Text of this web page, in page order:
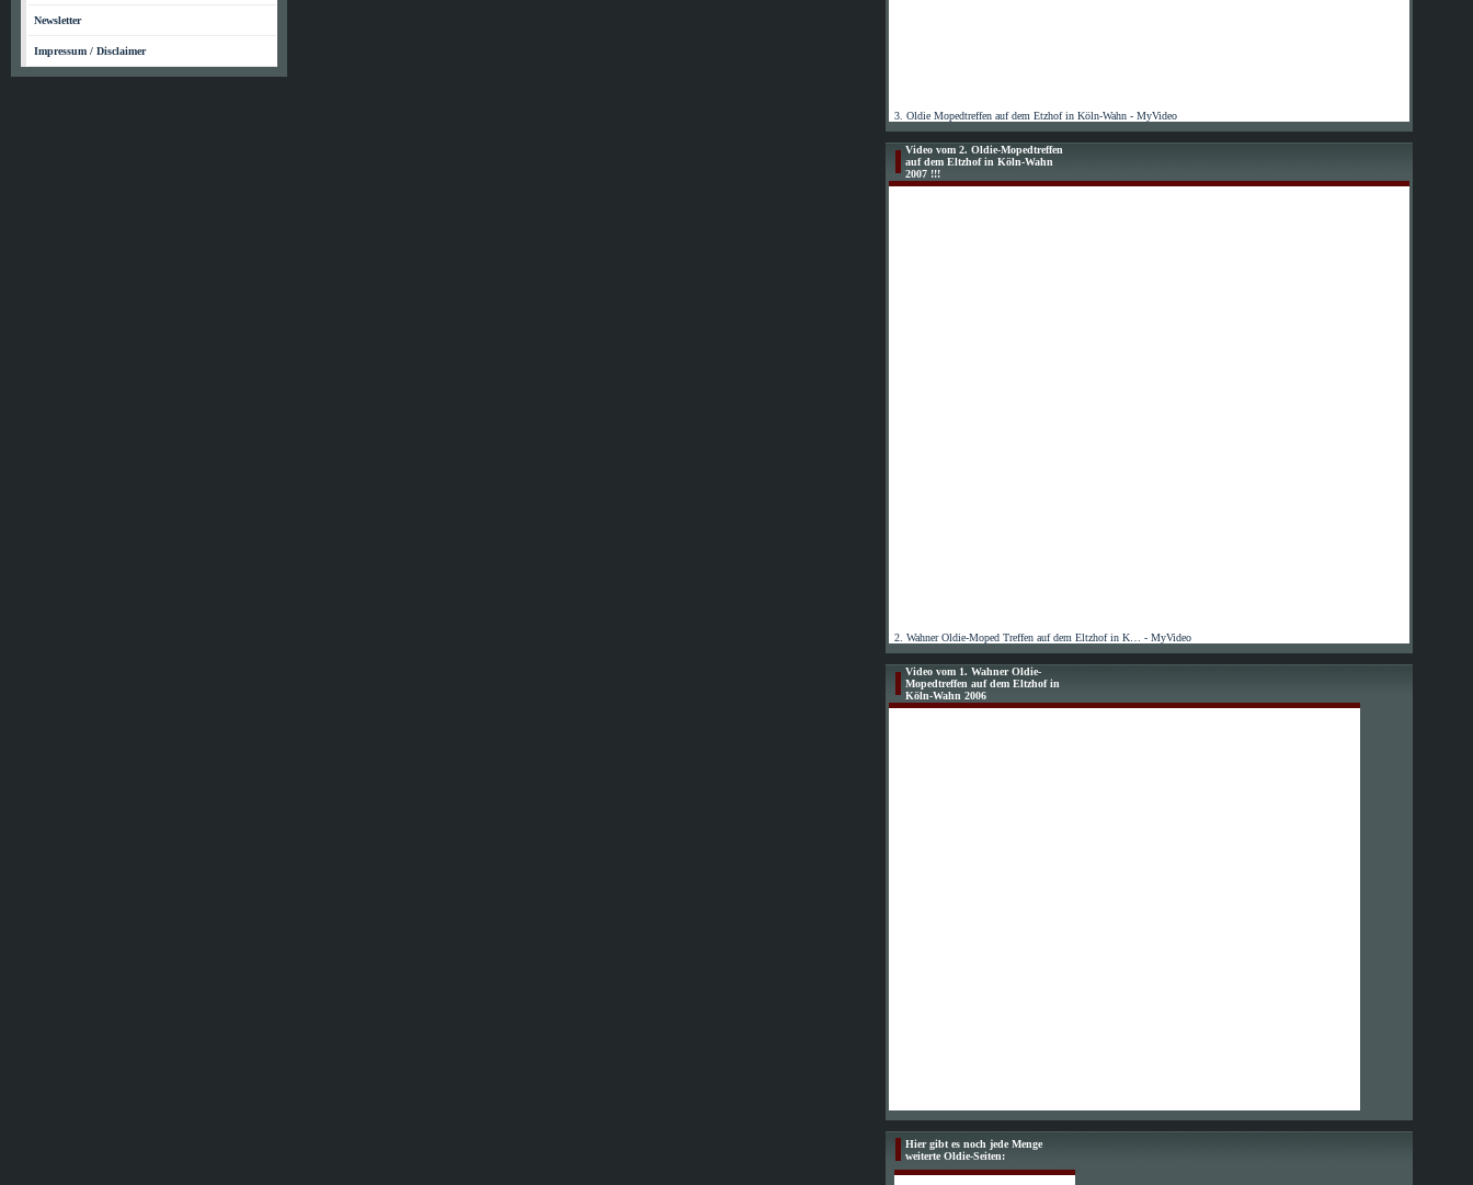
Newsletter
Impressum / Disclaimer
3. Oldie Mopedtreffen auf dem Etzhof in Köln-Wahn - MyVideo
Video vom 2. Oldie-Mopedtreffen
auf dem Eltzhof in Köln-Wahn
2007 !!!
2. Wahner Oldie-Moped Treffen auf dem Eltzhof in K… - MyVideo
Video vom 1. Wahner Oldie-
Mopedtreffen auf dem Eltzhof in
Köln-Wahn 2006
Hier gibt es noch jede Menge
weiterte Oldie-Seiten: